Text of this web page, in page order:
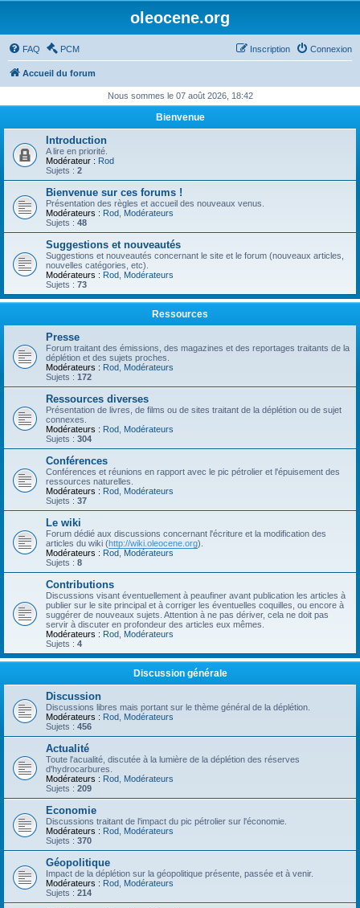
oleocene.org
FAQ PCM Connexion
Inscription
Accueil du forum
Nous sommes le 07 août 2026, 18:42
Bienvenue
Introduction
A lire en priorité.
Modérateur : Rod
Sujets : 2
Bienvenue sur ces forums !
Présentation des règles et accueil des nouveaux venus.
Modérateurs : Rod Modérateurs
Sujets : 48
Suggestions et nouveautés
Suggestions et nouveautés concernant le site et le forum (nouveaux articles,
nouvelles catégories, etc).
Modérateurs : Rod Modérateurs
Sujets : 73
Ressources
Presse
Forum traitant des émissions, des magazines et des reportages traitants de la
déplétion et des sujets proches.
Modérateurs : Rod Modérateurs
Sujets : 172
Ressources diverses
Présentation de livres, de films ou de sites traitant de la déplétion ou de sujet
connexes.
Modérateurs : Rod Modérateurs
Sujets : 304
Conférences
Conférences et réunions en rapport avec le pic pétrolier et l'épuisement des
ressources naturelles.
Modérateurs : Rod Modérateurs
Sujets : 37
Le wiki
Forum dédié aux discussions concernant l'écriture et la modification des
articles du wiki (http://wiki.oleocene.org).
Modérateurs : Rod Modérateurs
Sujets : 8
Contributions
Discussions visant éventuellement à peaufiner avant publication les articles à
publier sur le site principal et à corriger les éventuelles coquilles, ou encore à
suggérer de nouveaux sujets. Attention à ne pas dériver, cela ne doit pas
servir à discuter en profondeur des articles eux mêmes.
Modérateurs : Rod Modérateurs
Sujets : 4
Discussion générale
Discussion
Discussions libres mais portant sur le thème général de la déplétion.
Modérateurs : Rod Modérateurs
Sujets : 456
Actualité
Toute l'acualité, discutée à la lumière de la déplétion des réserves
d'hydrocarbures.
Modérateurs : Rod Modérateurs
Sujets : 209
Economie
Discussions traitant de l'impact du pic pétrolier sur l'économie.
Modérateurs : Rod Modérateurs
Sujets : 370
Géopolitique
Impact de la déplétion sur la géopolitique présente, passée et à venir.
Modérateurs : Rod Modérateurs
Sujets : 214